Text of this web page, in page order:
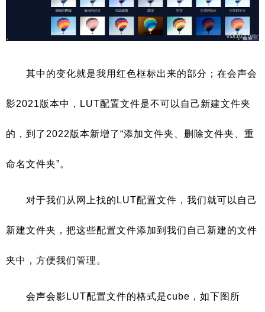
其中的变化就是我用红色框标出来的部分；在会声会
影2021版本中，LUT配置文件是不可以自己新建文件夹
的，到了2022版本新增了“添加文件夹、删除文件夹、重
命名文件夹”。
对于我们从网上找的LUT配置文件，我们就可以自己
新建文件夹，把这些配置文件添加到我们自己新建的文件
夹中，方便我们管理。
会声会影LUT配置文件的格式是cube，如下图所